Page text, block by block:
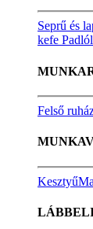
Seprű és
kefe
Felső
Kesztyű